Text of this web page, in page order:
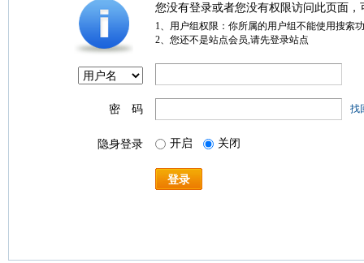
您没有登录或者您没有权限访问此页面
1、用户组权限：你所属的用户组不能使用搜索
2、您还不是站点会员,请先登录站点
密 码 找
隐身登录 开启 关闭
登录